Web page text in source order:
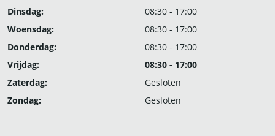
Dinsdag:
08:30 - 17:00
Woensdag:
08:30 - 17:00
Donderdag:
08:30 - 17:00
Vrijdag:
08:30 - 17:00
Zaterdag:
Gesloten
Zondag:
Gesloten